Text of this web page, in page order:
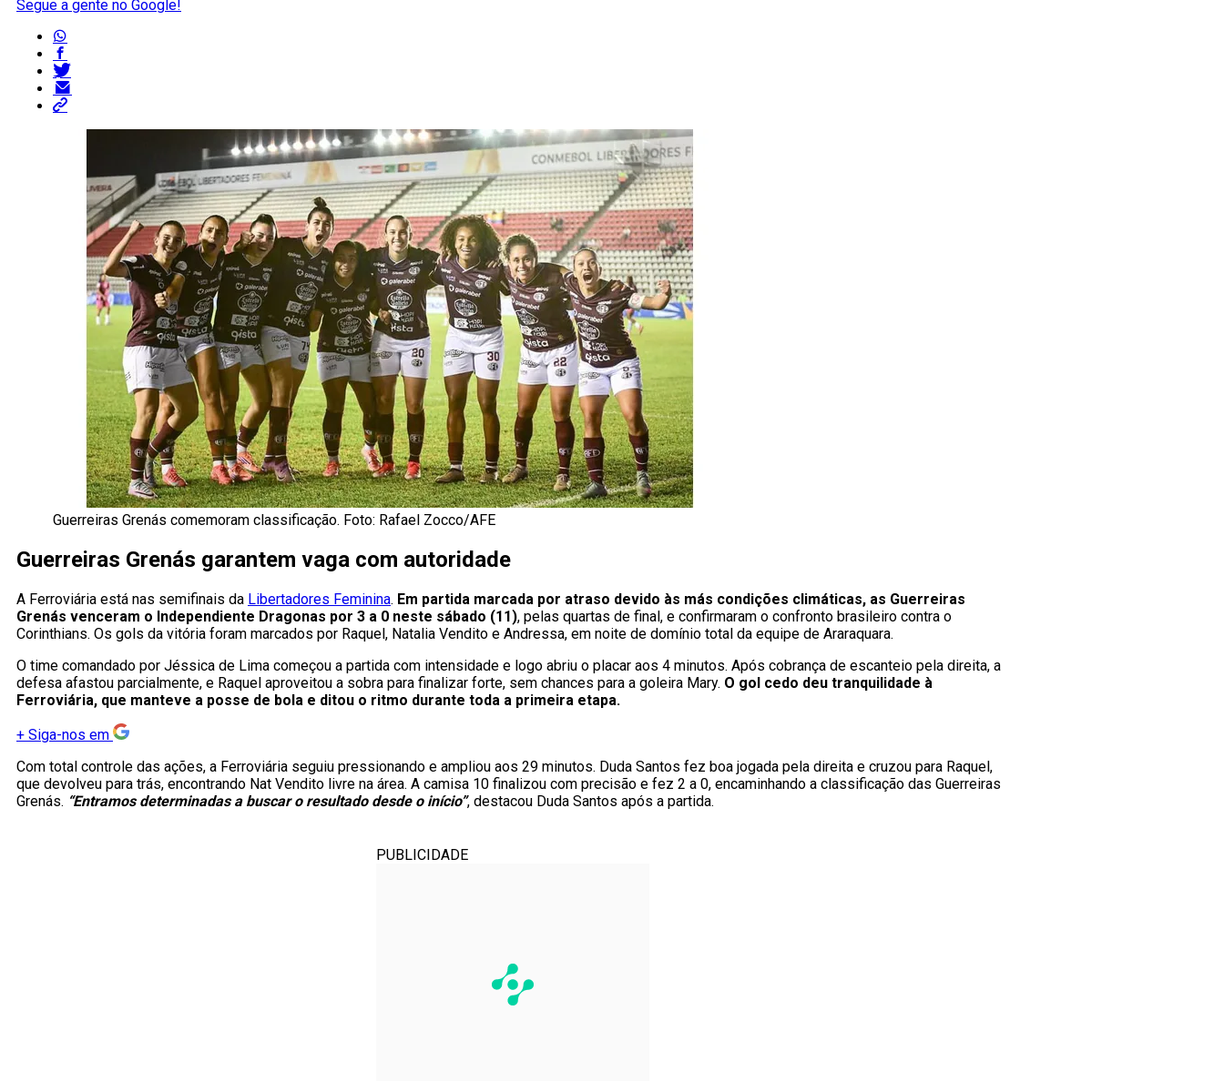
Segue a gente no Google!
Guerreiras Grenás comemoram classificação. Foto: Rafael Zocco/AFE
Guerreiras Grenás garantem vaga com autoridade
A Ferroviária está nas semifinais da Libertadores Feminina. Em partida marcada por atraso devido às más condições climáticas, as Guerreiras
Grenás venceram o Independiente Dragonas por 3 a 0 neste sábado (11), pelas quartas de final, e confirmaram o confronto brasileiro contra o
Corinthians. Os gols da vitória foram marcados por Raquel, Natalia Vendito e Andressa, em noite de domínio total da equipe de Araraquara.
O time comandado por Jéssica de Lima começou a partida com intensidade e logo abriu o placar aos 4 minutos. Após cobrança de escanteio pela direita, a
defesa afastou parcialmente, e Raquel aproveitou a sobra para finalizar forte, sem chances para a goleira Mary. O gol cedo deu tranquilidade à
Ferroviária, que manteve a posse de bola e ditou o ritmo durante toda a primeira etapa.
+ Siga-nos em
Com total controle das ações, a Ferroviária seguiu pressionando e ampliou aos 29 minutos. Duda Santos fez boa jogada pela direita e cruzou para Raquel,
que devolveu para trás, encontrando Nat Vendito livre na área. A camisa 10 finalizou com precisão e fez 2 a 0, encaminhando a classificação das Guerreiras
Grenás. “Entramos determinadas a buscar o resultado desde o início”, destacou Duda Santos após a partida.
PUBLICIDADE